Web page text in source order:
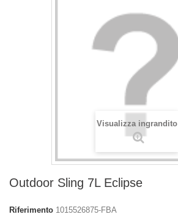
Visualizza ingrandito
Outdoor Sling 7L Eclipse
Riferimento 1015526875-FBA